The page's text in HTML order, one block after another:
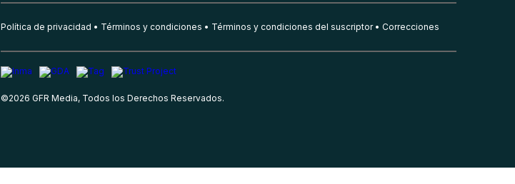
Política de privacidad Términos y condiciones Términos y condiciones del suscriptor Correcciones
©2026 GFR Media, Todos los Derechos Reservados.